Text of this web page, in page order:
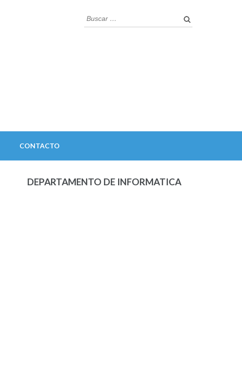
Buscar:
CONTACTO
DEPARTAMENTO DE INFORMATICA